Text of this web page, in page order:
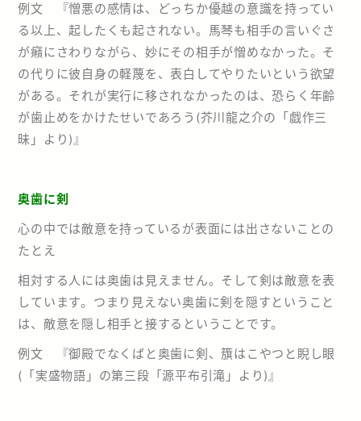
例文 『憎悪の感情は、どっちか優越の意識を持ってい
る以上、起したくも起されない。馬琴も相手の言いぐさ
が癪にさわりながら、妙にその相手が憎めなかった。そ
の代りに彼自身の軽蔑を、表白してやりたいという欲望
がある。それが実行に移されなかったのは、恐らく年齢
が歯止めをかけたせいであろう(芥川龍之介の「戯作三
昧」より)』
奥歯に剣
心の中では敵意を持っているが表面には出さないことの
たとえ
相対する人には奥歯は見えません。そして剣は敵意を表
しています。つまり見えない奥歯に剣を隠すということ
は、敵意を隠し相手と接するということです。
例文 『御殿でなくばと奥歯に剣、籏はこやつと睨し眼
(「実盛物語」の第三段「源平布引滝」より)』